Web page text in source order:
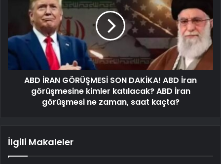
ABD İRAN GÖRÜŞMESİ SON DAKİKA! ABD İran
görüşmesine kimler katılacak? ABD İran
görüşmesi ne zaman, saat kaçta?
İlgili Makaleler